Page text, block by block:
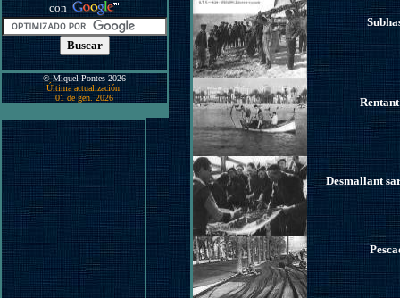
con
© Miquel Pontes 2026
Última actualización:
01 de gen. 2026
Desmallant